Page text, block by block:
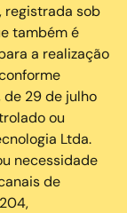
registrada sob
também é
a realização
de 29 de julho
ou
Ltda.
necessidade
de